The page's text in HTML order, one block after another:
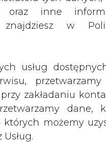
NA RYNKU
oraz inne
w
usług
zakładaniu
dane,
których możemy
udostępnij: